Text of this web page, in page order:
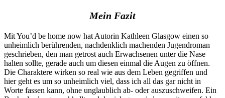
Mein Fazit
Mit You’d be home now hat Autorin Kathleen Glasgow einen so
unheimlich berührenden, nachdenklich machenden Jugendroman
geschrieben, den man getrost auch Erwachsenen unter die Nase
halten sollte, gerade auch um diesen einmal die Augen zu öffnen.
Die Charaktere wirken so real wie aus dem Leben gegriffen und
hier geht es um so unheimlich viel, dass ich all das gar nicht in
Worte fassen kann, ohne unglaublich ab- oder auszuschweifen. Ein